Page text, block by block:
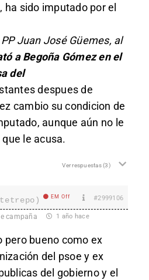
ha sido imputado por el
Juan José Güemes, al
a Begoña Gómez en el
del
despues de
cambio su condicion de
aunque aún no le
le acusa.
Ver respuestas(3)
EM Off #2999106
campaña 1 año hace
pero bueno como ex
del psoe y ex
del gobierno y el